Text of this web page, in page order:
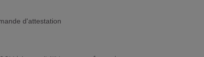
d'attestation